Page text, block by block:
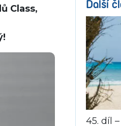
Class,
Další
45. díl